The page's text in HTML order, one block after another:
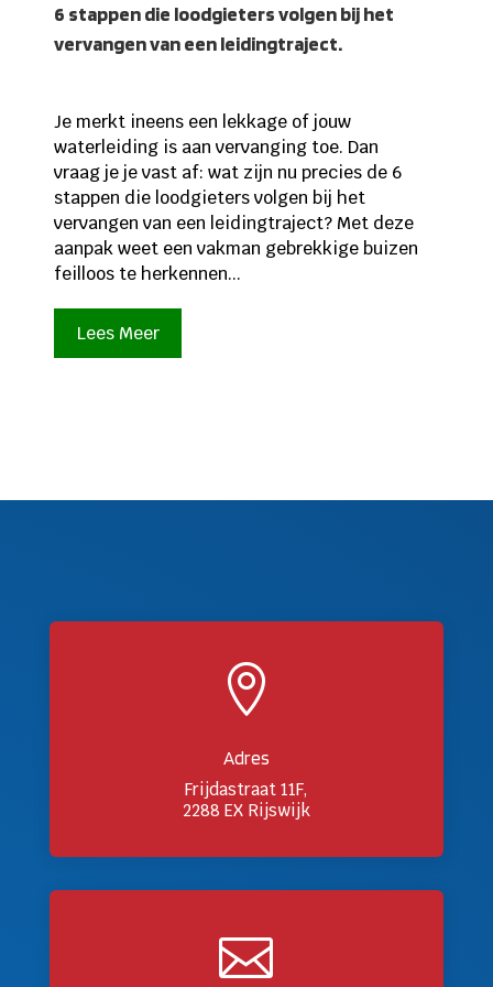
6 stappen die loodgieters volgen bij het
vervangen van een leidingtraject.
Je merkt ineens een lekkage of jouw
waterleiding is aan vervanging toe. Dan
vraag je je vast af: wat zijn nu precies de 6
stappen die loodgieters volgen bij het
vervangen van een leidingtraject? Met deze
aanpak weet een vakman gebrekkige buizen
feilloos te herkennen...
Lees Meer

Adres
Frijdastraat 11F,
2288 EX Rijswijk
